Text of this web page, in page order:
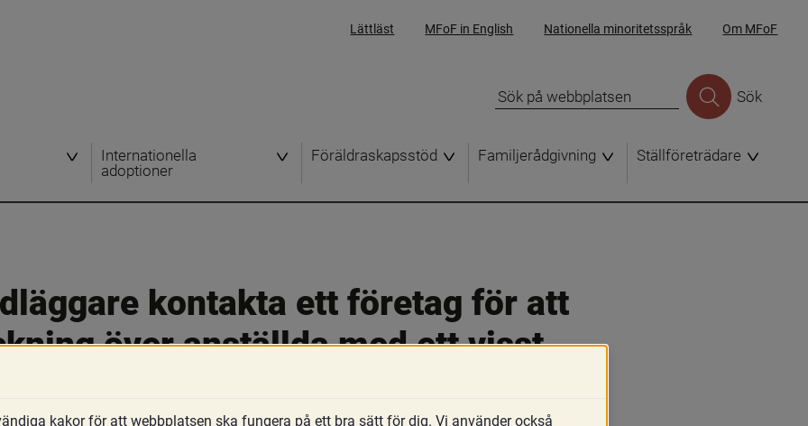
Lättläst MFoF in English Nationella minoritetsspråk Om MFoF
Sök
Internationella
adoptioner
Föräldraskapsstöd Familjerådgivning Ställföreträdare
kontakta ett företag för att
över anställda med ett visst
kakor för att webbplatsen ska fungera på ett bra sätt för dig. Vi använder också